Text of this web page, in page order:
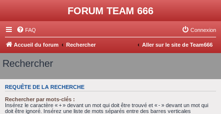
FORUM TEAM 666
FAQ Connexion
Accueil du forum Rechercher Aller sur le site de Team666
Rechercher
REQUÊTE DE LA RECHERCHE
Rechercher par mots-clés :
Insérez le caractère « + » devant un mot qui doit être trouvé et « - » devant un mot qui
doit être ignoré. Insérez une liste de mots séparés entre des barres verticales